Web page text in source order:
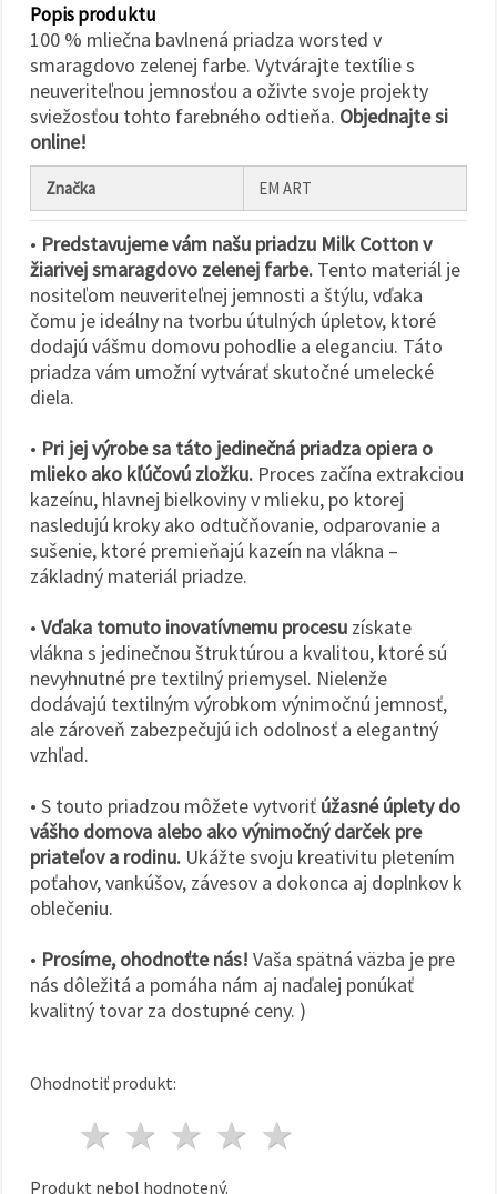
Popis produktu
100 % mliečna bavlnená priadza worsted v
smaragdovo zelenej farbe. Vytvárajte textílie s
neuveriteľnou jemnosťou a oživte svoje projekty
sviežosťou tohto farebného odtieňa. Objednajte si
online!
Značka EM ART
• Predstavujeme vám našu priadzu Milk Cotton v
žiarivej smaragdovo zelenej farbe. Tento materiál je
nositeľom neuveriteľnej jemnosti a štýlu, vďaka
čomu je ideálny na tvorbu útulných úpletov, ktoré
dodajú vášmu domovu pohodlie a eleganciu. Táto
priadza vám umožní vytvárať skutočné umelecké
diela.
• Pri jej výrobe sa táto jedinečná priadza opiera o
mlieko ako kľúčovú zložku. Proces začína extrakciou
kazeínu, hlavnej bielkoviny v mlieku, po ktorej
nasledujú kroky ako odtučňovanie, odparovanie a
sušenie, ktoré premieňajú kazeín na vlákna –
základný materiál priadze.
• Vďaka tomuto inovatívnemu procesu získate
vlákna s jedinečnou štruktúrou a kvalitou, ktoré sú
nevyhnutné pre textilný priemysel. Nielenže
dodávajú textilným výrobkom výnimočnú jemnosť,
ale zároveň zabezpečujú ich odolnosť a elegantný
vzhľad.
• S touto priadzou môžete vytvoriť úžasné úplety do
vášho domova alebo ako výnimočný darček pre
priateľov a rodinu. Ukážte svoju kreativitu pletením
poťahov, vankúšov, závesov a dokonca aj doplnkov k
oblečeniu.
• Prosíme, ohodnoťte nás! Vaša spätná väzba je pre
nás dôležitá a pomáha nám aj naďalej ponúkať
kvalitný tovar za dostupné ceny. )
Ohodnotiť produkt:
4 hviezdy
3 hviezdy
2 hviezdy
1 hviezda
Produkt nebol hodnotený.